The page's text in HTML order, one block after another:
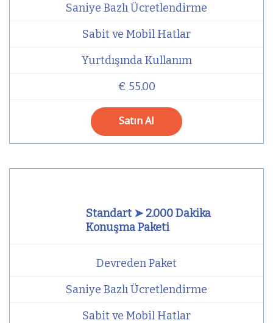
Saniye Bazlı Ücretlendirme
Sabit ve Mobil Hatlar
Yurtdışında Kullanım
€ 55.00
Satın Al
Standart ➤ 2.000 Dakika
Konuşma Paketi
Devreden Paket
Saniye Bazlı Ücretlendirme
Sabit ve Mobil Hatlar